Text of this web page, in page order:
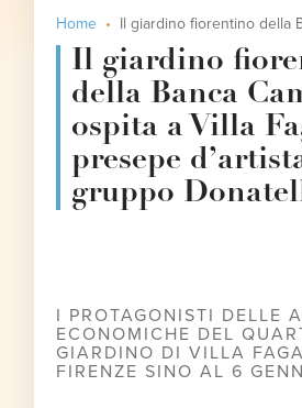
Home Il giardino fiorentino della Banca Cambiano ospita a Villa Fagan il presepe d’artista del gruppo
Il giardino
della Banca
ospita a Villa
presepe
gruppo
I PROTAGONISTI DELLE
ECONOMICHE DEL
GIARDINO DI VILLA
FIRENZE SINO AL 6